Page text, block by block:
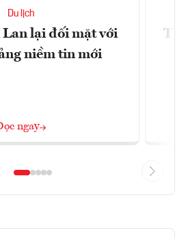
Du lịch
lại đối mặt với
niềm tin mới
ngay
Thị